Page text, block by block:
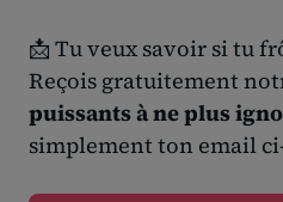
📩 Tu veux savoir si tu
Reçois gratuitement
puissants à ne plus
simplement ton email